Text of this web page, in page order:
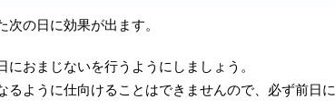
の日に効果が出ます。
おまじないを行うようにしましょう。
るように仕向けることはできませんので、必ず前日に